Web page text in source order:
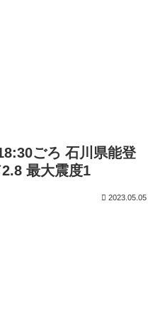
ごろ 石川県能登
最大震度1
2023.05.05